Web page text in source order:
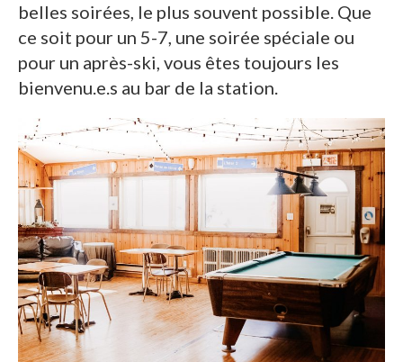
belles soirées, le plus souvent possible. Que
ce soit pour un 5-7, une soirée spéciale ou
pour un après-ski, vous êtes toujours les
bienvenu.e.s au bar de la station.